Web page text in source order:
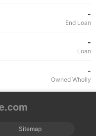
-
End Loan
-
Loan
-
Owned Wholly
Sitemap